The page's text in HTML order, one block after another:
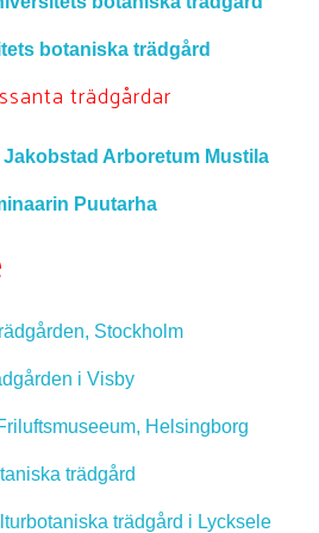
botaniska trädgård
trädgårdar
Arboretum Mustila
Puutarha
Stockholm
i Visby
Helsingborg
trädgård
trädgård i Lycksele